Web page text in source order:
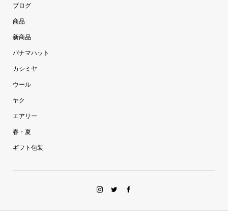
ブログ
商品
新商品
パナマハット
カシミヤ
ウール
ヤク
エアリー
春・夏
ギフト包装